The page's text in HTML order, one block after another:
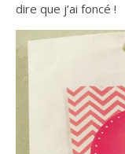
dire que j’ai foncé !